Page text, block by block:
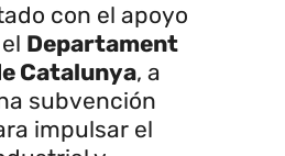
con el apoyo
Departament
Catalunya, a
subvención
impulsar el